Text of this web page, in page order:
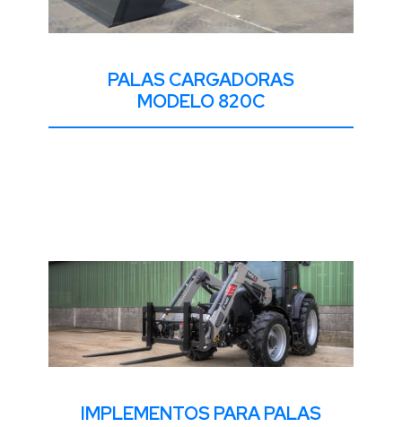
PALAS CARGADORAS
MODELO 820C
IMPLEMENTOS PARA PALAS